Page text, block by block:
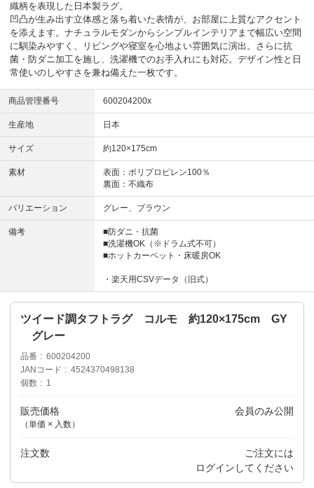
織柄を表現した日本製ラグ。
凹凸が生み出す立体感と落ち着いた表情が、お部屋に上質なアクセント
を添えます。ナチュラルモダンからシンプルインテリアまで幅広い空間
に馴染みやすく、リビングや寝室を心地よい雰囲気に演出。さらに抗
菌・防ダニ加工を施し、洗濯機でのお手入れにも対応。デザイン性と日
常使いのしやすさを兼ね備えた一枚です。
商品管理番号 600204200x
生産地 日本
サイズ 約120×175cm
素材
表面：ポリプロピレン100％
裏面：不織布
バリエーション グレー、ブラウン
備考
■防ダニ・抗菌
■洗濯機OK（※ドラム式不可）
■ホットカーペット・床暖房OK
・楽天用CSVデータ（旧式）
ツイード調タフトラグ コルモ 約120×175cm GY
グレー
品番
600204200
JANコード
4524370498138
個数
1
販売価格
（単価 × 入数）
会員のみ公開
注文数
ご注文には
ログイン してください